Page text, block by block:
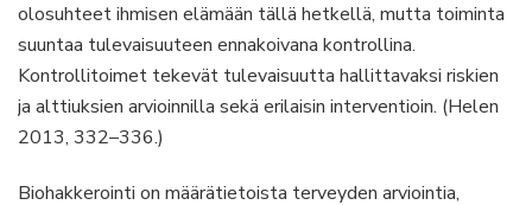
olosuhteet ihmisen elämään tällä hetkellä, mutta toiminta
suuntaa tulevaisuuteen ennakoivana kontrollina.
Kontrollitoimet tekevät tulevaisuutta hallittavaksi riskien
ja alttiuksien arvioinnilla sekä erilaisin interventioin. (Helen
2013, 332–336.)
Biohakkerointi on määrätietoista terveyden arviointia,